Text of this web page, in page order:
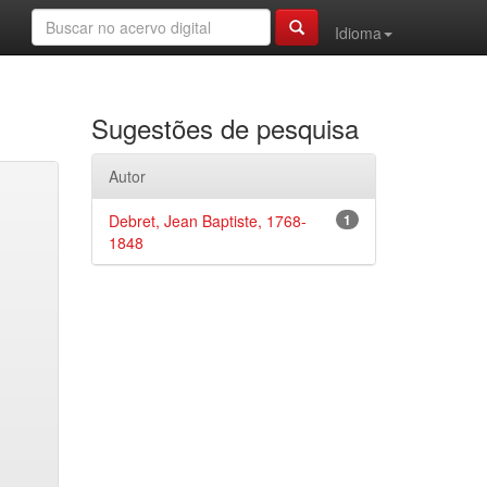
Idioma
Sugestões de pesquisa
Autor
1
Debret, Jean Baptiste, 1768-
1848